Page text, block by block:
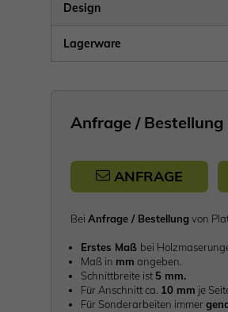
Design
Lagerware
Anfrage / Bestellung
ANFRAGE
Bei Anfrage / Bestellung von
Erstes Maß bei
Maß in mm angeben.
Schnittbreite ist 5 mm.
Für Anschnitt ca. 10 mm je
Für Sonderarbeiten immer